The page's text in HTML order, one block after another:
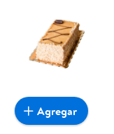
Agregar